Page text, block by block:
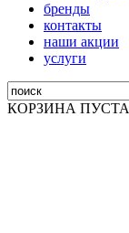
бренды
контакты
наши акции
услуги
КОРЗИНА ПУСТА